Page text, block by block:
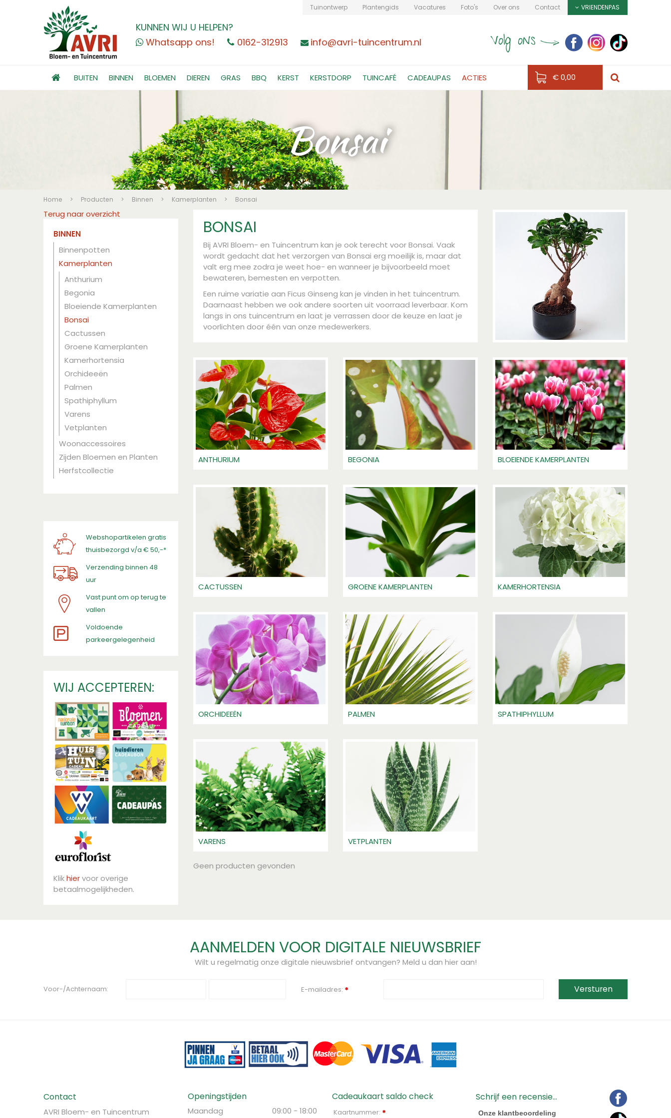
Bonsai
Home > Producten > Binnen > Kamerplanten > Bonsai
KUNNEN WIJ U HELPEN?
Whatsapp ons!
0162-312913 info@avri-tuincentrum.nl
Tuinontwerp Plantengids Vacatures Foto's Over ons Contact VRIENDENPAS
BUITEN BINNEN BLOEMEN DIEREN GRAS BBQ KERST KERSTDORP TUINCAFÉ CADEAUPAS ACTIES € 0,00
BONSAI
Bij AVRI Bloem- en Tuincentrum kan je ook terecht voor Bonsai. Vaak
wordt gedacht dat het verzorgen van Bonsai erg moeilijk is, maar dat
valt erg mee zodra je weet hoe- en wanneer je bijvoorbeeld moet
bewateren, bemesten en verpotten.
Een ruime variatie aan Ficus Ginseng kan je vinden in het tuincentrum.
Daarnaast hebben we ook andere soorten uit voorraad leverbaar. Kom
langs in ons tuincentrum en laat je verrassen door de keuze en laat je
voorlichten door één van onze medewerkers.
ANTHURIUM BEGONIA BLOEIENDE KAMERPLANTEN
CACTUSSEN GROENE KAMERPLANTEN KAMERHORTENSIA
ORCHIDEEËN PALMEN SPATHIPHYLLUM
VARENS VETPLANTEN
Geen producten gevonden
Terug naar overzicht
BINNEN
Binnenpotten
Kamerplanten
Anthurium
Begonia
Bloeiende Kamerplanten
Bonsai
Cactussen
Groene Kamerplanten
Kamerhortensia
Orchideeën
Palmen
Spathiphyllum
Varens
Vetplanten
Woonaccessoires
Zijden Bloemen en Planten
Herfstcollectie
Webshopartikelen gratis
thuisbezorgd v/a € 50,-*
Verzending binnen 48
uur
Vast punt om op terug te
vallen
​Voldoende
parkeergelegenheid
WIJ ACCEPTEREN:
Klikhiervoor overige
betaalmogelijkheden.
AANMELDEN VOOR DIGITALE NIEUWSBRIEF
Wilt u regelmatig onze digitale nieuwsbrief ontvangen? Meld u dan hier aan!
Voor-/Achternaam: E-mailadres: *
Contact
AVRI Bloem- en Tuincentrum
Openingstijden
Maandag
09:00 - 18:00
Cadeaukaart saldo check
Kaartnummer: *
Schrijf een recensie...